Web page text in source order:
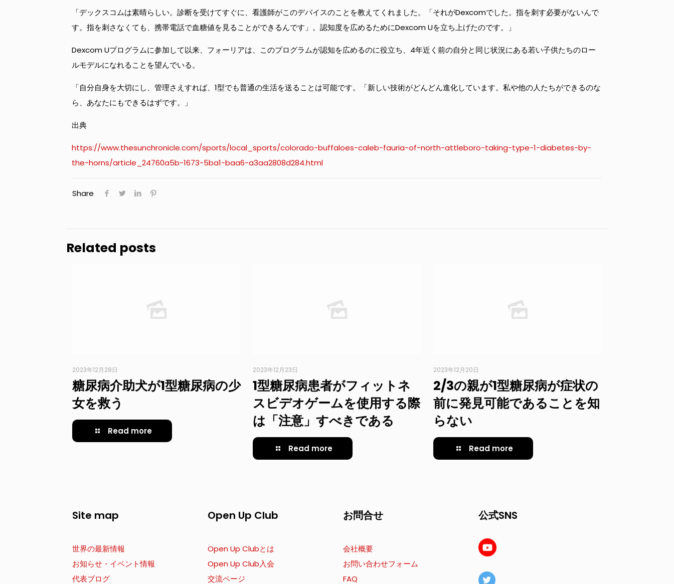
「デックスコムは素晴らしい。診断を受けてすぐに、看護師がこのデバイスのことを教えてくれました。「それがDexcomでした。指を刺す必要がないんで
す。指を刺さなくても、携帯電話で血糖値を見ることができるんです」。認知度を広めるためにDexcom Uを立ち上げたのです。」
Dexcom Uプログラムに参加して以来、フォーリアは、このプログラムが認知を広めるのに役立ち、4年近く前の自分と同じ状況にある若い子供たちのロー
ルモデルになれることを望んでいる。
「自分自身を大切にし、管理さえすれば、1型でも普通の生活を送ることは可能です。「新しい技術がどんどん進化しています。私や他の人たちができるのな
ら、あなたにもできるはずです。」
出典
https://www.thesunchronicle.com/sports/local_sports/colorado-buffaloes-caleb-fauria-of-north-attleboro-taking-type-1-diabetes-by-
the-horns/article_24760a5b-1673-5ba1-baa6-a3aa2808d284.html
Share
Related posts
2023年12月28日
糖尿病介助犬が1型糖尿病の少
女を救う
Read more
2023年12月23日
1型糖尿病患者がフィットネ
スビデオゲームを使用する際
は「注意」すべきである
Read more
2023年12月20日
2/3の親が1型糖尿病が症状の
前に発見可能であることを知
らない
Read more
Site map
世界の最新情報
お知らせ・イベント情報
代表ブログ
Open Up Club
Open Up Clubとは
Open Up Club入会
交流ページ
お問合せ
会社概要
お問い合わせフォーム
FAQ
公式SNS